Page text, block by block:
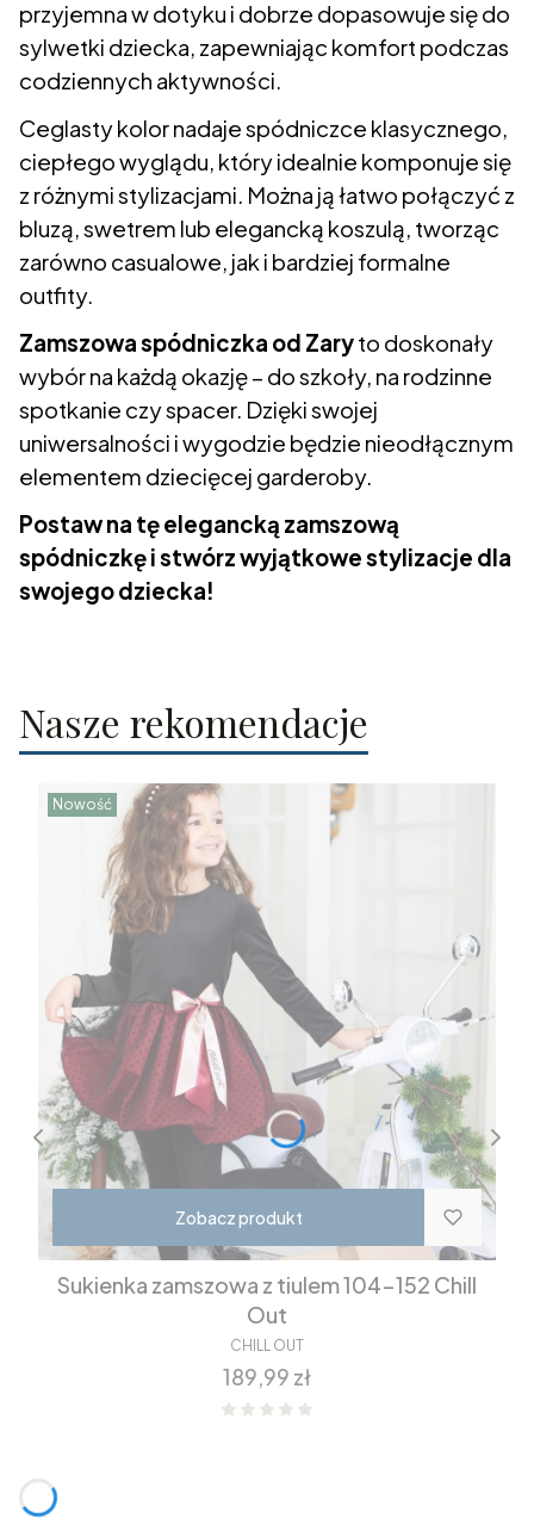
przyjemna w dotyku i dobrze dopasowuje się do
sylwetki dziecka, zapewniając komfort podczas
codziennych aktywności.
Ceglasty kolor nadaje spódniczce klasycznego,
ciepłego wyglądu, który idealnie komponuje się
z różnymi stylizacjami. Można ją łatwo połączyć z
bluzą, swetrem lub elegancką koszulą, tworząc
zarówno casualowe, jak i bardziej formalne
outfity.
Zamszowa spódniczka od Zaryto doskonały
wybór na każdą okazję – do szkoły, na rodzinne
spotkanie czy spacer. Dzięki swojej
uniwersalności i wygodzie będzie nieodłącznym
elementem dziecięcej garderoby.
Postaw na tę elegancką zamszową
spódniczkę i stwórz wyjątkowe stylizacje dla
swojego dziecka!
Nasze rekomendacje
Nowość
Zobacz produkt
Sukienka zamszowa z tiulem 104-152 Chill
Out
CHILL OUT
Cena
189,99 zł